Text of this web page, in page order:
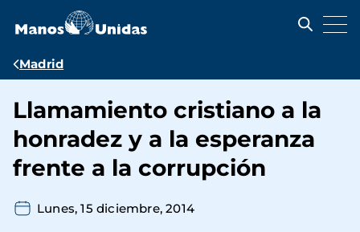
contenido
Ruta
navegación
Madrid
Llamamiento cristiano a la
honradez y a la esperanza
frente a la corrupción
Lunes, 15 diciembre, 2014